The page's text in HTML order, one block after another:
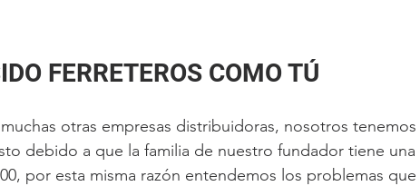
FERRETEROS COMO TÚ
otras empresas distribuidoras, nosotros
debido a que la familia de nuestro fundador tiene una
por esta misma razón entendemos los problemas